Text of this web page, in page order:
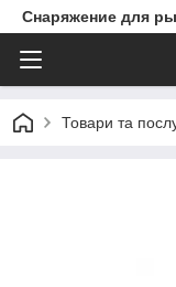
Снаряжение для
Товари та